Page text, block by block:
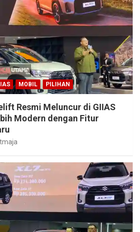
MOBIL PILIHAN
Resmi Meluncur di GIIAS
Modern dengan Fitur